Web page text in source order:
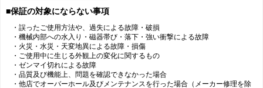
■保証の対象にならない事項
・誤ったご使用方法や、過失による故障・破損
・機械内部への水入り・磁器帯び・落下・強い衝撃による故障
・火災・水災・天変地異による故障・損傷
・ご使用中に生じる外観上の変化に関するもの
・ゼンマイ切れによる故障
・品質及び機能上、問題を確認できなかった場合
・他店でオーバーホール及びメンテナンスを行った場合（メーカー修理を除